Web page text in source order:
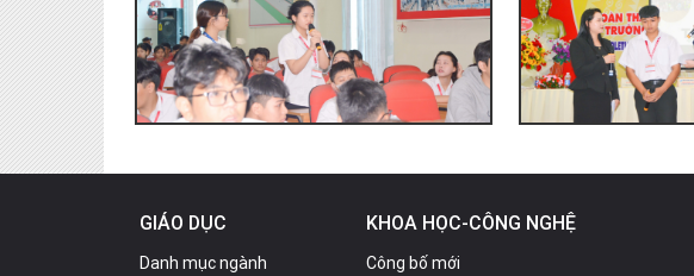
GIÁO DỤC
Danh mục ngành
KHOA HỌC-CÔNG NGHỆ
Công bố mới